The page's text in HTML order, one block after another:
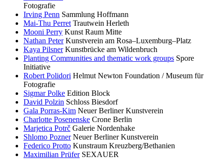
Fotografie
Irving Penn Sammlung Hoffmann
Mai-Thu Perret Trautwein Herleth
Mooni Perry Kunst Raum Mitte
Nathan Peter Kunstverein am Rosa–Luxemburg–Platz
Kaya Pilsner Kunstbrücke am Wildenbruch
Planting Communities and thematic work groups Spore
Initiative
Robert Polidori Helmut Newton Foundation / Museum für
Fotografie
Sigmar Polke Edition Block
David Polzin Schloss Biesdorf
Gala Porras-Kim Neuer Berliner Kunstverein
Charlotte Posenenske Crone Berlin
Marjetica Potrč Galerie Nordenhake
Shlomo Pozner Neuer Berliner Kunstverein
Federico Protto Kunstraum Kreuzberg/Bethanien
Maximilian Prüfer SEXAUER